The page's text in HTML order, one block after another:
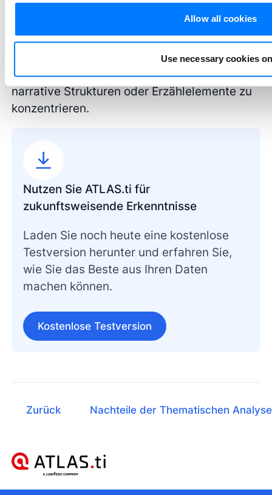
Allow all cookies
Use necessary cookies
nicht auf narrative Daten beschränkt; sie
kann auf eine Vielzahl von Datentypen
angewandt werden und befasst sich in erster
Linie mit der Identifizierung von Themen im
gesamten Datensatz, anstatt sich auf
narrative Strukturen oder Erzählelemente zu
konzentrieren.
Nutzen Sie ATLAS.ti für
zukunftsweisende Erkenntnisse
Laden Sie noch heute eine kostenlose
Testversion herunter und erfahren Sie,
wie Sie das Beste aus Ihren Daten
machen können.
Kostenlose Testversion
Zurück Nachteile der Thematischen Analyse